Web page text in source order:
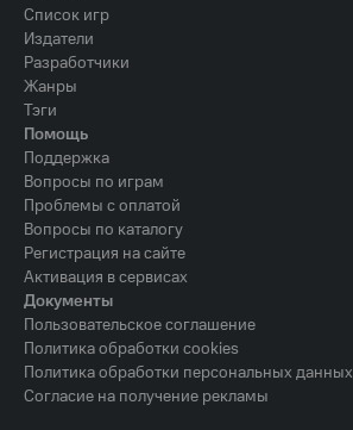
Список игр
Издатели
Разработчики
Жанры
Тэги
Помощь
Поддержка
Вопросы по играм
Проблемы с оплатой
Вопросы по каталогу
Регистрация на сайте
Активация в сервисах
Документы
Пользовательское соглашение
Политика обработки cookies
Политика обработки персональных данных
Согласие на получение рекламы